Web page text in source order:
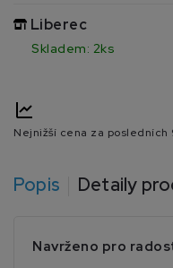
Liberec
Skladem: 2ks
Nejnižší cena za posledních
Popis Detaily
Navrženo pro